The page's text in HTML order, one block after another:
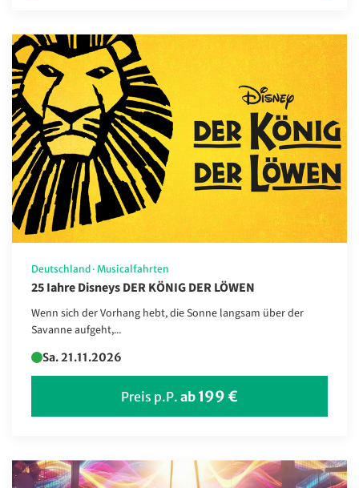
Usbekistan
Ägypten
Österreich
Deutschland · Musicalfahrten
25 Iahre Disneys DER KÖNIG DER LÖWEN
Wenn sich der Vorhang hebt, die Sonne langsam über der
Savanne aufgeht,...
Sa. 21.11.2026
Preis p.P. ab 199 €